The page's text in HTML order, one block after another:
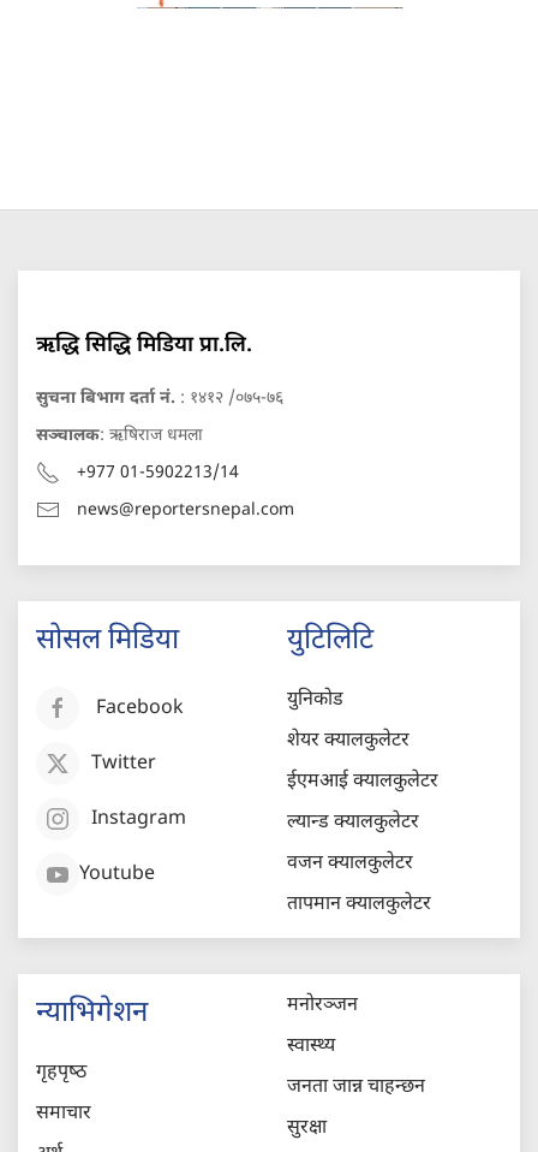
ऋद्धि सिद्धि मिडिया प्रा.लि.
सुचना बिभाग दर्ता नं. : १४१२ /०७५-७६
सञ्चालक: ऋषिराज धमला
+977 01-5902213/14
news@reportersnepal.com
सोसल मिडिया
Facebook
Twitter
Instagram
Youtube
युटिलिटि
युनिकोड
शेयर क्यालकुलेटर
ईएमआई क्यालकुलेटर
ल्यान्ड क्यालकुलेटर
वजन क्यालकुलेटर
तापमान क्यालकुलेटर
न्याभिगेशन
गृहपृष्‍ठ
समाचार
मनोरञ्जन
स्वास्थ्य
जनता जान्न चाहन्छन
सुरक्षा